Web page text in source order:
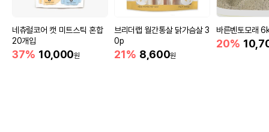
네츄럴코어 캣 미트스틱 혼합
20개입
37% 10,000원
브리더랩 월간통살 닭가슴살 3
0p
21% 8,600원
바른벤토모래
20%